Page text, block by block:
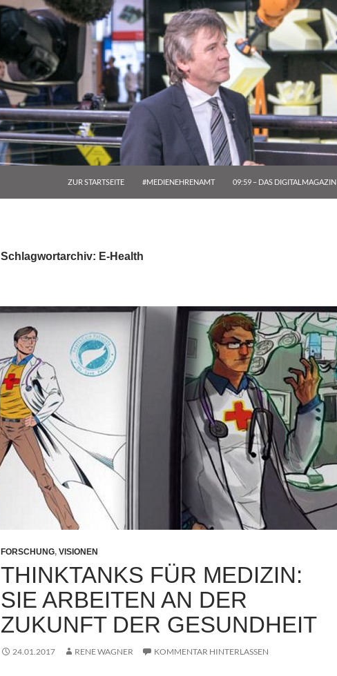
ZUR STARTSEITE #MEDIENEHRENAMT 09:59 – DAS DIGITALMAGAZIN
Schlagwortarchiv: E-Health
FORSCHUNG, VISIONEN
THINKTANKS FÜR MEDIZIN:
SIE ARBEITEN AN DER
ZUKUNFT DER GESUNDHEIT
24.01.2017 RENE WAGNER KOMMENTAR HINTERLASSEN